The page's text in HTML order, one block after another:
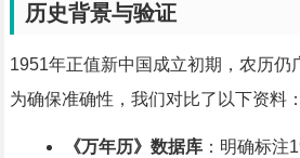
历史背景与验证
1951年正值新中国成立初期，农历仍
为确保准确性，我们对比了以下资料：
《万年历》数据库：明确标注